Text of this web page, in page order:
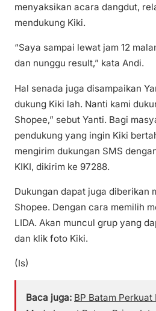
menyaksikan acara dangdut,
mendukung Kiki.
“Saya sampai lewat jam 12
dan nunggu result,” kata Andi.
Hal senada juga disampaikan
dukung Kiki lah. Nanti kami
Shopee,” sebut Yanti. Bagi
pendukung yang ingin Kiki
mengirim dukungan SMS
KIKI, dikirim ke 97288.
Dukungan dapat juga diberikan
Shopee. Dengan cara memilih
LIDA. Akan muncul grup yang
dan klik foto Kiki.
(Is)
Baca juga: BP Batam